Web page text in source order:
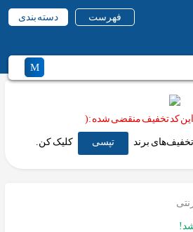
فهرست دسته بندی
این کد تخفیف منقضی شده :(
برند تپسی کلیک کن.